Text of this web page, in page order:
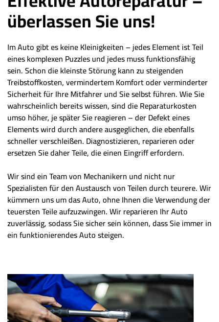
überlassen Sie uns!
Im Auto gibt es keine Kleinigkeiten – jedes Element ist Teil
eines komplexen Puzzles und jedes muss funktionsfähig
sein. Schon die kleinste Störung kann zu steigenden
Treibstoffkosten, vermindertem Komfort oder verminderter
Sicherheit für Ihre Mitfahrer und Sie selbst führen. Wie Sie
wahrscheinlich bereits wissen, sind die Reparaturkosten
umso höher, je später Sie reagieren – der Defekt eines
Elements wird durch andere ausgeglichen, die ebenfalls
schneller verschleißen. Diagnostizieren, reparieren oder
ersetzen Sie daher Teile, die einen Eingriff erfordern.
Wir sind ein Team von Mechanikern und nicht nur
Spezialisten für den Austausch von Teilen durch teurere. Wir
kümmern uns um das Auto, ohne Ihnen die Verwendung der
teuersten Teile aufzuzwingen. Wir reparieren Ihr Auto
zuverlässig, sodass Sie sicher sein können, dass Sie immer in
ein funktionierendes Auto steigen.